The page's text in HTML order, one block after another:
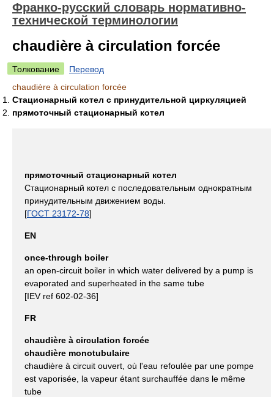
Франко-русский словарь нормативно-
технической терминологии
chaudière à circulation forcée
Толкование
Перевод
chaudière à circulation forcée
Стационарный котел с принудительной циркуляцией
прямоточный стационарный котел
прямоточный стационарный котел
Стационарный котел с последовательным однократным
принудительным движением воды.
[ГОСТ 23172-78]
EN
once-through boiler
an open-circuit boiler in which water delivered by a pump is
evaporated and superheated in the same tube
[IEV ref 602-02-36]
FR
chaudière à circulation forcée
chaudière monotubulaire
chaudière à circuit ouvert, où l'eau refoulée par une pompe
est vaporisée, la vapeur étant surchauffée dans le même
tube